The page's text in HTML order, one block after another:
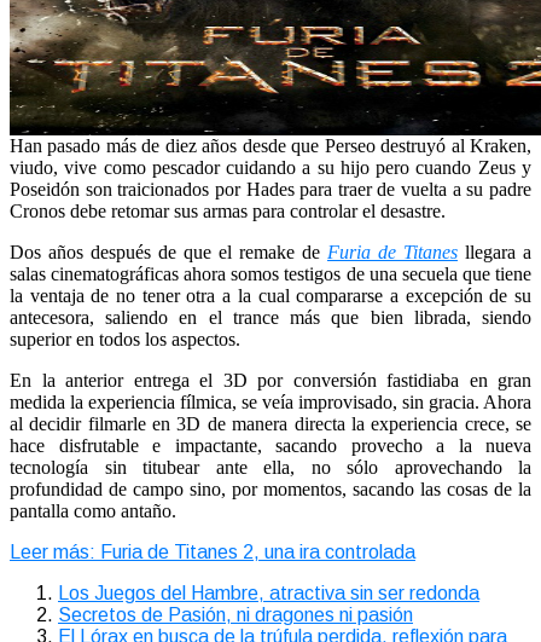
Han pasado más de diez años desde que Perseo destruyó al Kraken,
viudo, vive como pescador cuidando a su hijo pero cuando Zeus y
Poseidón son traicionados por Hades para traer de vuelta a su padre
Cronos debe retomar sus armas para controlar el desastre.
Dos años después de que el remake de Furia de Titanes llegara a
salas cinematográficas ahora somos testigos de una secuela que tiene
la ventaja de no tener otra a la cual compararse a excepción de su
antecesora, saliendo en el trance más que bien librada, siendo
superior en todos los aspectos.
En la anterior entrega el 3D por conversión fastidiaba en gran
medida la experiencia fílmica, se veía improvisado, sin gracia. Ahora
al decidir filmarle en 3D de manera directa la experiencia crece, se
hace disfrutable e impactante, sacando provecho a la nueva
tecnología sin titubear ante ella, no sólo aprovechando la
profundidad de campo sino, por momentos, sacando las cosas de la
pantalla como antaño.
Leer más: Furia de Titanes 2, una ira controlada
Los Juegos del Hambre, atractiva sin ser redonda
Secretos de Pasión, ni dragones ni pasión
El Lórax en busca de la trúfula perdida, reflexión para